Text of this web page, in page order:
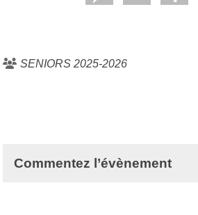
SENIORS 2025-2026
Commentez l’évènement